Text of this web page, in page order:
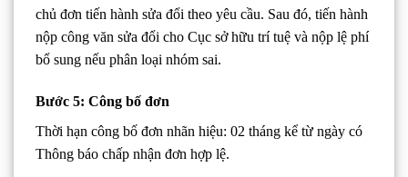
chủ đơn tiến hành sửa đổi theo yêu cầu. Sau đó, tiến hành
nộp công văn sửa đổi cho Cục sở hữu trí tuệ và nộp lệ phí
bổ sung nếu phân loại nhóm sai.
Bước 5: Công bố đơn
Thời hạn công bố đơn nhãn hiệu: 02 tháng kể từ ngày có
Thông báo chấp nhận đơn hợp lệ.